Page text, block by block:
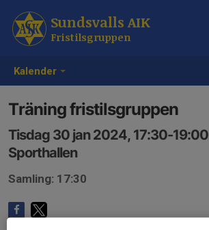
Kalender
Sundsvalls AIK
Fristilsgruppen
Träning fristilsgruppen
Tisdag 30 jan 2024, 17:30-19:00
Sporthallen
Samling: 17:30